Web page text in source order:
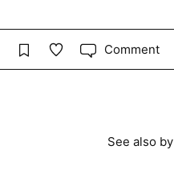
Comment
See also by